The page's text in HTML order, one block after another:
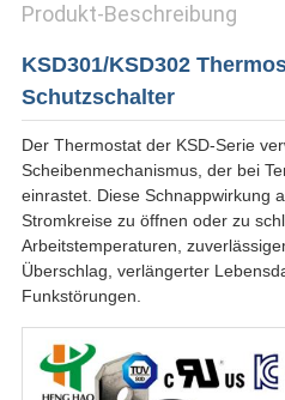
Produkt-Beschreibung
KSD301/KSD302
Schutzschalter
Der Thermostat der KSD-Serie
Scheibenmechanismus, der bei
einrastet. Diese Schnappwirkung
Stromkreise zu öffnen oder zu
Arbeitstemperaturen,
Überschlag, verlängerter
Funkstörungen.